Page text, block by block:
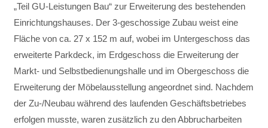
„Teil GU-Leistungen Bau“ zur Erweiterung des bestehenden
Einrichtungshauses. Der 3-geschossige Zubau weist eine
Fläche von ca. 27 x 152 m auf, wobei im Untergeschoss das
erweiterte Parkdeck, im Erdgeschoss die Erweiterung der
Markt- und Selbstbedienungshalle und im Obergeschoss die
Erweiterung der Möbelausstellung angeordnet sind. Nachdem
der Zu-/Neubau während des laufenden Geschäftsbetriebes
erfolgen musste, waren zusätzlich zu den Abbrucharbeiten